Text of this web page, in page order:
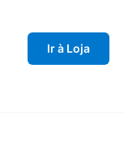
Ir à Loja